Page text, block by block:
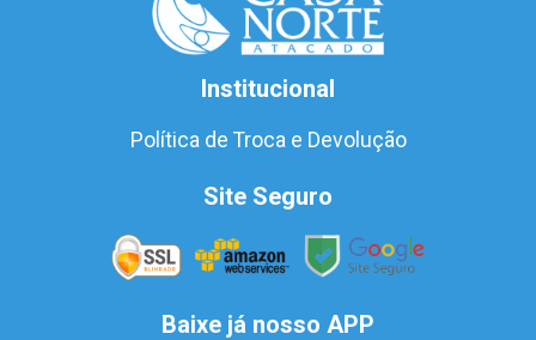
Institucional
Política de Troca e Devolução
Site Seguro
Baixe já nosso APP